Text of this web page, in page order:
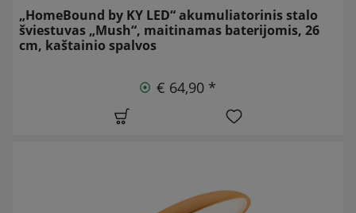
„HomeBound by KY LED“ akumuliatorinis stalo
šviestuvas „Mush“, maitinamas baterijomis, 26
cm, kaštainio spalvos
€ 64,90 *